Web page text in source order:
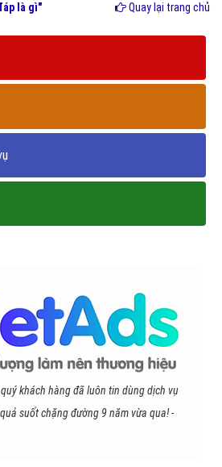
là gì" Quay lại trang chủ
khách hàng đã luôn tin dùng dịch vụ
suốt chặng đường 9 năm vừa qua! -